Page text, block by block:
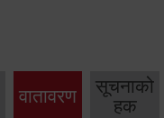
वातावरण
सूचनाको
हक